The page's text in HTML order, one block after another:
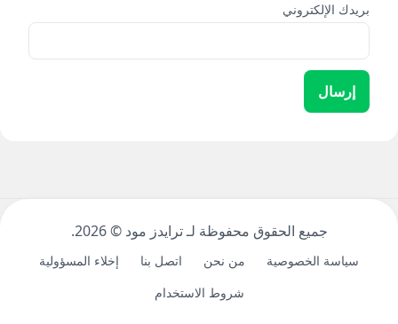
بريدك الإلكتروني
إرسال
جميع الحقوق محفوظة لـ ترايدز مود ©2026.
سياسة الخصوصية من نحن اتصل بنا
إخلاء المسؤولية
شروط الاستخدام